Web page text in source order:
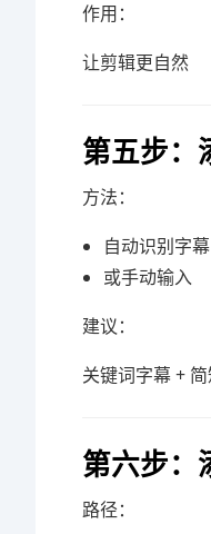
作用：
让剪辑更自然
第五步：
方法：
自动识别字幕
或手动输入
建议：
关键词字幕 +
第六步：
路径：